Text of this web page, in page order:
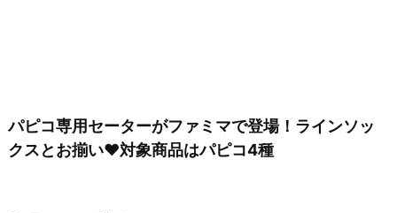
パピコ専用セーターがファミマで登場！ラインソッ
クスとお揃い♥対象商品はパピコ4種